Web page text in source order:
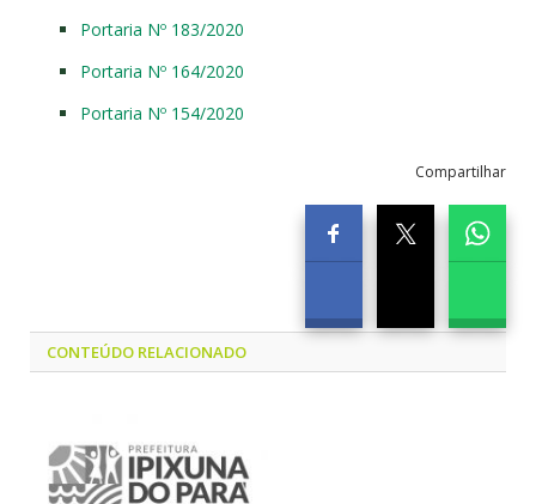
Portaria Nº 183/2020
Portaria Nº 164/2020
Portaria Nº 154/2020
Compartilhar
CONTEÚDO RELACIONADO